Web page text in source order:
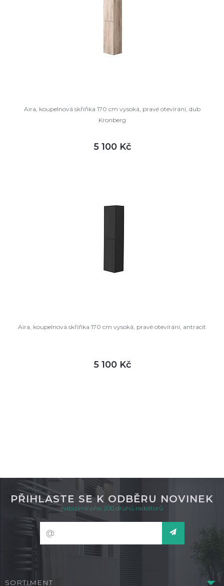
Aira, koupelnová skříňka 170 cm vysoká, pravé otevírání, dub
Kronberg
5 100 Kč
Aira, koupelnová skříňka 170 cm vysoká, pravé otevírání, antracit
5 100 Kč
PŘIHLASTE SE K ODBĚRU NOVINEK
nabízíme přes 200 druhů radiátorů
SORTIMENT